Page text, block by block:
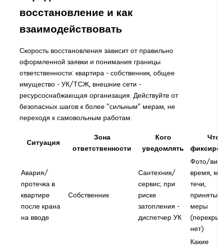
восстановление и как
взаимодействовать
Скорость восстановления зависит от правильно
оформленной заявки и понимания границы
ответственности: квартира - собственник, общее
имущество - УК/ТСЖ, внешние сети -
ресурсоснабжающая организация. Действуйте от
безопасных шагов к более "сильным" мерам, не
переходя к самовольным работам.
Ситуация
Зона
ответственности
Кого
уведомлять
Авария/
протечка в
квартире
после крана
на вводе
Собственник
Сантехник/
сервис; при
риске
затопления -
диспетчер УК
Фото/
время,
течи,
меры
нет)
Какие